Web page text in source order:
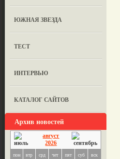
ЮЖНАЯ ЗВЕЗДА
ТЕСТ
ИНТЕРВЬЮ
КАТАЛОГ САЙТОВ
Архив новостей
август
2026
пон втр срд чет пят суб вск